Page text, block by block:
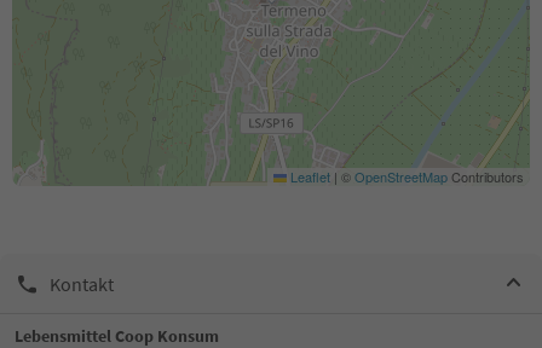
Leaflet | ©OpenStreetMapContributors
Kontakt
Lebensmittel Coop Konsum